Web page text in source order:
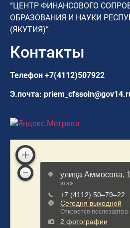
“ЦЕНТР ФИНАНСОВОГО
ОБРАЗОВАНИЯ И НАУКИ
(ЯКУТИЯ)”
Контакты
Телефон +7(4112)507922
Э.почта: